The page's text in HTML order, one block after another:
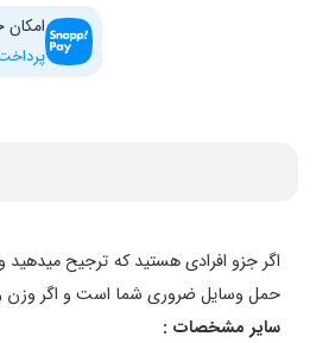
حمل وسایل ضروری شما است و اگر وزن
سایر مشخصات :